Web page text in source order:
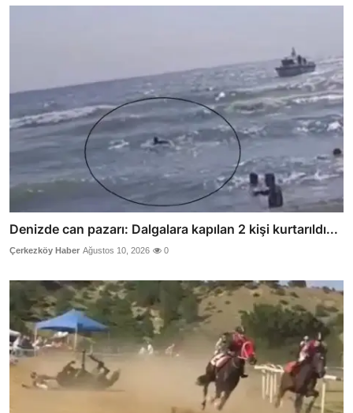
Denizde can pazarı: Dalgalara kapılan 2 kişi kurtarıldı...
Çerkezköy Haber Ağustos 10, 2026 0